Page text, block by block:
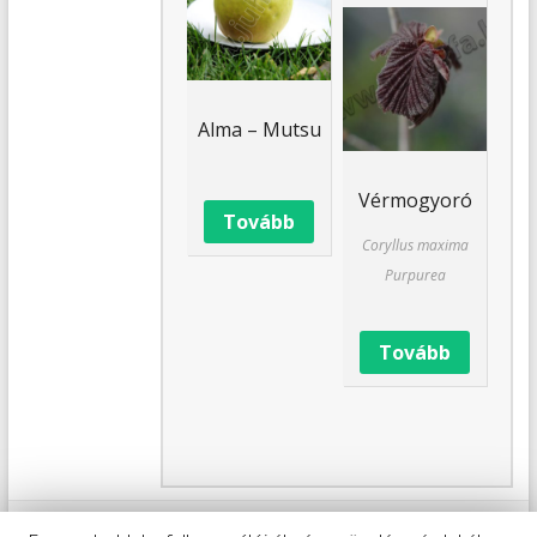
Alma – Mutsu
Tovább
Vérmogyoró
Coryllus maxima
Purpurea
Tovább